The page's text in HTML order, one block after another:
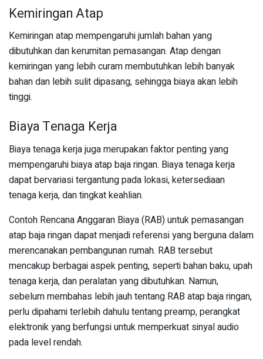
Kemiringan Atap
Kemiringan atap mempengaruhi jumlah bahan yang
dibutuhkan dan kerumitan pemasangan. Atap dengan
kemiringan yang lebih curam membutuhkan lebih banyak
bahan dan lebih sulit dipasang, sehingga biaya akan lebih
tinggi.
Biaya Tenaga Kerja
Biaya tenaga kerja juga merupakan faktor penting yang
mempengaruhi biaya atap baja ringan. Biaya tenaga kerja
dapat bervariasi tergantung pada lokasi, ketersediaan
tenaga kerja, dan tingkat keahlian.
Contoh Rencana Anggaran Biaya (RAB) untuk pemasangan
atap baja ringan dapat menjadi referensi yang berguna dalam
merencanakan pembangunan rumah. RAB tersebut
mencakup berbagai aspek penting, seperti bahan baku, upah
tenaga kerja, dan peralatan yang dibutuhkan. Namun,
sebelum membahas lebih jauh tentang RAB atap baja ringan,
perlu dipahami terlebih dahulu tentang preamp, perangkat
elektronik yang berfungsi untuk memperkuat sinyal audio
pada level rendah.